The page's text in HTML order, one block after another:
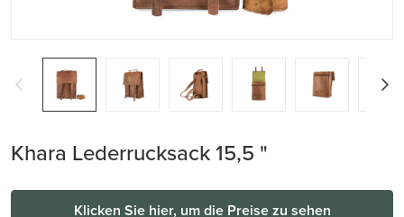
Khara Lederrucksack 15,5 "
Klicken Sie hier, um die Preise zu sehen